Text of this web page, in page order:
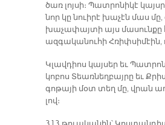
ծառ լոյ­սի։ Պատ­րո­նի­կէ
նոր կը նուի­րէ խա­չէն մաս
խա­չա­փայ­տի այս մա­սուն­քը
ազ­գա­կա­նու­հի Հռիփ­սի­մէին,
Կլավ­դիոս կայ­սեր եւ
կո­բոս Տեառ­նեղ­բայ­րը եւ
գո­թա­յի մօտ տեղ մը, վրան
լով։